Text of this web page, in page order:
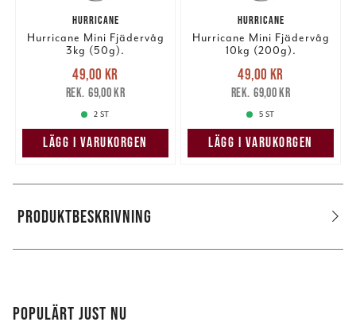
HURRICANE
Hurricane Mini Fjädervåg
3kg (50g).
Nuvarande pris
49,00 krTidigare pris
69,00 kr
49,00 kr
69,00 kr
2 ST
LÄGG I VARUKORGEN
HURRICANE
Hurricane Mini Fjädervåg
10kg (200g).
Nuvarande pris
49,00 krTidigare pris
69,00 kr
49,00 kr
69,00 kr
5 ST
LÄGG I VARUKORGEN
PRODUKTBESKRIVNING
POPULÄRT JUST NU